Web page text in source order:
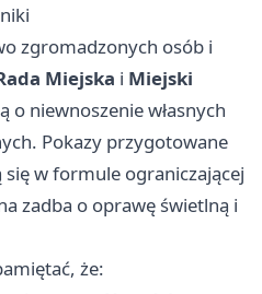
zgromadzonych osób i
Miejska i Miejski
o niewnoszenie własnych
Pokazy przygotowane
w formule ograniczającej
zadba o oprawę świetlną i
że: